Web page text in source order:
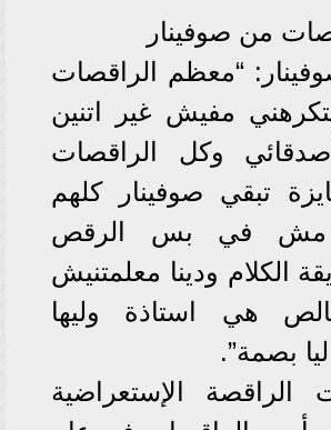
من صوفينار
“معظم الراقصات
مفيش غير اتنين
أصدقائي وكل الراقصات
تبقي صوفينار كلهم
مش في بس الرقص
الكلام ودينا معلمتنيش
هي استاذة وليها
بصمة”.
الراقصة الإستعراضية